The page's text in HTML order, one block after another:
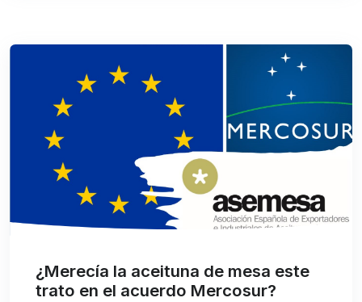
¿Merecía la aceituna de mesa este
trato en el acuerdo Mercosur?